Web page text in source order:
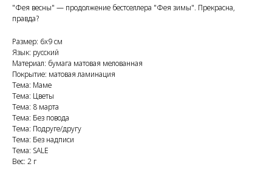
"Фея весны" — продолжение бестселлера "Фея зимы". Прекрасна,
правда?
Размер: 6x9 см
Язык: русский
Материал: бумага матовая мелованная
Покрытие: матовая ламинация
Тема: Маме
Тема: Цветы
Тема: 8 марта
Тема: Без повода
Тема: Подруге/другу
Тема: Без надписи
Тема: SALE
Вес: 2 г